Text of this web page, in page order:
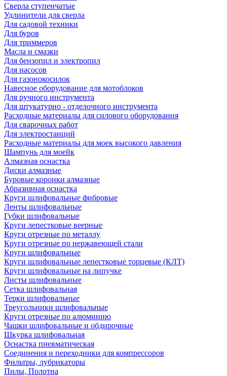
Сверла ступенчатые
Удлинители для сверла
Для садовой техники
Для буров
Для триммеров
Масла и смазки
Для бензопил и электропил
Для насосов
Для газонокосилок
Навесное оборудование для мотоблоков
Для ручного инструмента
Для штукатурно - отделочного инструмента
Расходные материалы для силового оборудования
Для сварочных работ
Для электростанций
Расходные материалы для моек высокого давления
Шампунь для моейк
Алмазная оснастка
Диски алмазные
Буровые коронки алмазные
Абразивная оснастка
Круги шлифовальные фибровые
Ленты шлифовальные
Губки шлифовальные
Круги лепестковые веерные
Круги отрезные по металлу
Круги отрезные по нержавеющей стали
Круги шлифовальные
Круги шлифовальные лепестковые торцевые (КЛТ)
Круги шлифовальные на липучке
Листы шлифовальные
Сетка шлифовальная
Терки шлифовальные
Треугольники шлифовальные
Круги отрезные по алюминию
Чашки шлифовальные и обдирочные
Шкурка шлифовальная
Оснастка пневматическая
Соединения и переходники для компрессоров
Фильтры, лубрикаторы
Пилы, Полотна